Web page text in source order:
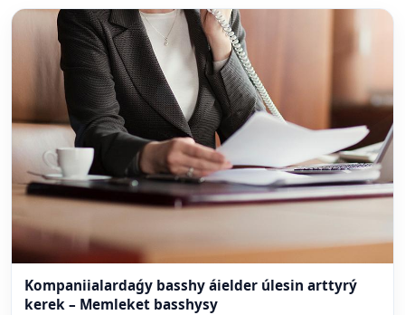
Kompaniialardaǵy basshy áielder úlesin arttyrý
kerek – Memleket basshysy